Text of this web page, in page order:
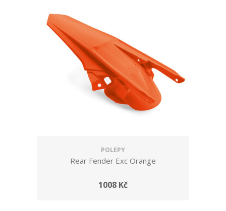
POLEPY
Rear Fender Exc Orange
1008 Kč